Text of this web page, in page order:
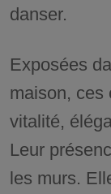
danser.
Exposées
maison,
vitalité,
Leur
les murs.